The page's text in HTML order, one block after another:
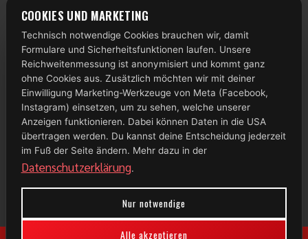
www.radlstall.com
ÖFFNUNGSZEITEN
Montag: geschlossen
Di – Fr: 10:00 – 18:00 Uhr
Samstag: 09:00 – 13:00 Uhr
TOP 100
COOKIES UND MARKETING
Technisch notwendige Cookies brauchen wir, damit
Formulare und Sicherheitsfunktionen laufen. Unsere
Reichweitenmessung ist anonymisiert und kommt ganz
ohne Cookies aus. Zusätzlich möchten wir mit deiner
Einwilligung Marketing-Werkzeuge von Meta (Facebook,
Instagram) einsetzen, um zu sehen, welche unserer
Anzeigen funktionieren. Dabei können Daten in die USA
übertragen werden. Du kannst deine Entscheidung jederzeit
im Fuß der Seite ändern. Mehr dazu in der
Datenschutzerklärung.
Nur notwendige
Alle akzeptieren